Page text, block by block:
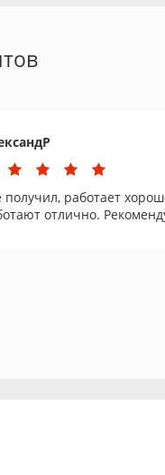
получил, работает
отлично.